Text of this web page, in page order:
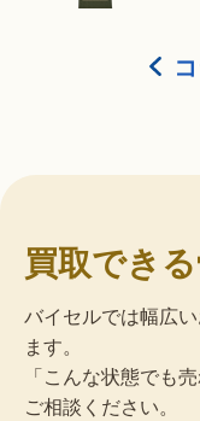
買取でき
バイセルでは幅広
ます。
「こんな状態でも
ご相談ください。